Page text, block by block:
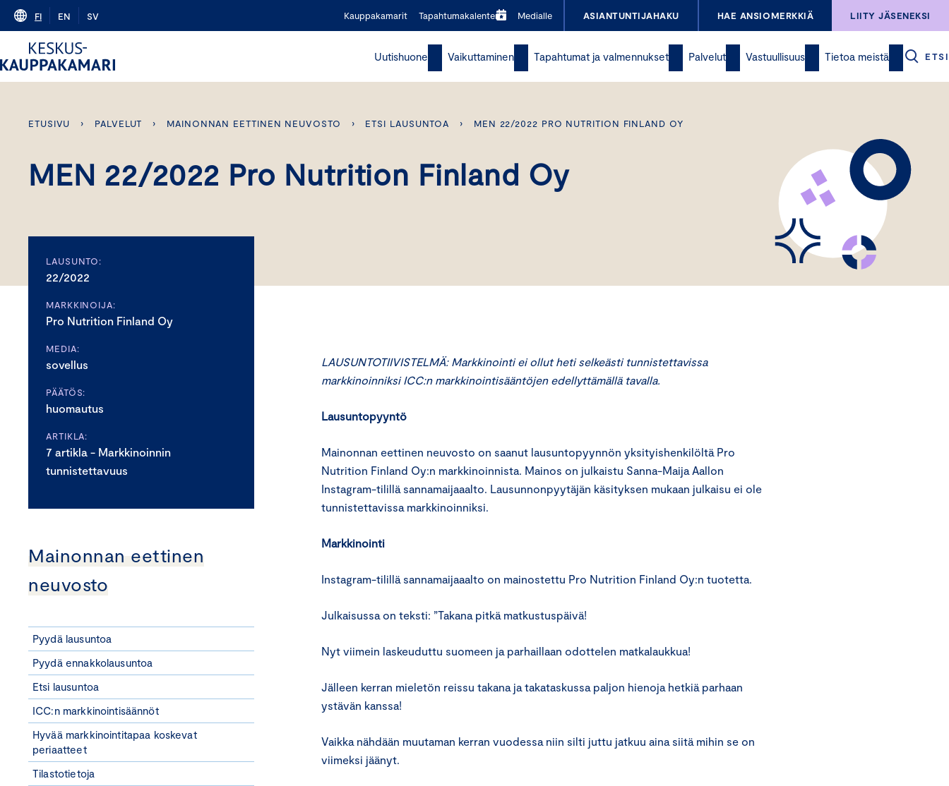
Skip
content
FI EN SV Kauppakamarit Tapahtumakalenteri Medialle ASIANTUNTIJAHAKU HAE ANSIOMERKKIÄ LIITY JÄSENEKSI
Uutishuone Vaikuttaminen Tapahtumat ja valmennukset Palvelut Vastuullisuus Tietoa meistä ETSI
ETUSIVU › PALVELUT › MAINONNAN EETTINEN NEUVOSTO › ETSI LAUSUNTOA › MEN 22/2022 PRO NUTRITION FINLAND OY
MEN 22/2022 Pro Nutrition Finland Oy
LAUSUNTO:
22/2022
MARKKINOIJA:
Pro Nutrition Finland Oy
MEDIA:
sovellus
PÄÄTÖS:
huomautus
ARTIKLA:
7 artikla - Markkinoinnin
tunnistettavuus
Mainonnan eettinen
neuvosto
Pyydä lausuntoa
Pyydä ennakkolausuntoa
Etsi lausuntoa
ICC:n markkinointisäännöt
Hyvää markkinointitapaa koskevat
periaatteet
Tilastotietoja
LAUSUNTOTIIVISTELMÄ: Markkinointi ei ollut heti selkeästi tunnistettavissa
markkinoinniksi ICC:n markkinointisääntöjen edellyttämällä tavalla.
Lausuntopyyntö
Mainonnan eettinen neuvosto on saanut lausuntopyynnön yksityishenkilöltä Pro
Nutrition Finland Oy:n markkinoinnista. Mainos on julkaistu Sanna-Maija Aallon
Instagram-tilillä sannamaijaaalto. Lausunnonpyytäjän käsityksen mukaan julkaisu ei ole
tunnistettavissa markkinoinniksi.
Markkinointi
Instagram-tilillä sannamaijaaalto on mainostettu Pro Nutrition Finland Oy:n tuotetta.
Julkaisussa on teksti: ”Takana pitkä matkustuspäivä!
Nyt viimein laskeuduttu suomeen ja parhaillaan odottelen matkalaukkua!
Jälleen kerran mieletön reissu takana ja takataskussa paljon hienoja hetkiä parhaan
ystävän kanssa!
Vaikka nähdään muutaman kerran vuodessa niin silti juttu jatkuu aina siitä mihin se on
viimeksi jäänyt.